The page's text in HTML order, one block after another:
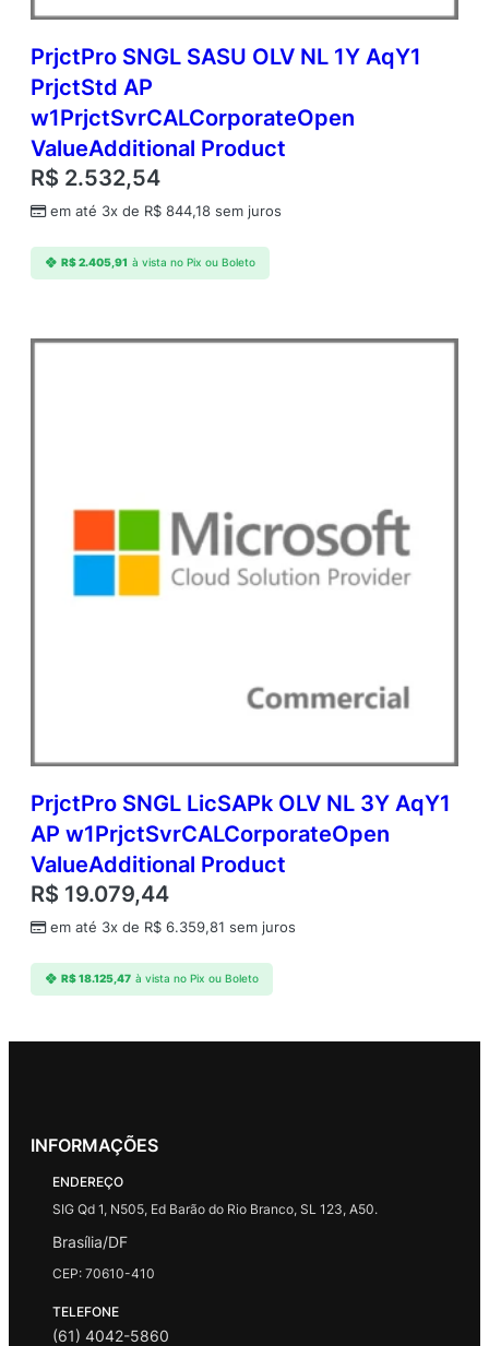
PrjctPro SNGL SASU OLV NL 1Y AqY1
PrjctStd AP
w1PrjctSvrCALCorporateOpen
ValueAdditional Product
R$ 2.532,54
em até 3x de R$ 844,18 sem juros
R$2.405,91 à vista no Pix ou Boleto
PrjctPro SNGL LicSAPk OLV NL 3Y AqY1
AP w1PrjctSvrCALCorporateOpen
ValueAdditional Product
R$ 19.079,44
em até 3x de R$ 6.359,81 sem juros
R$18.125,47 à vista no Pix ou Boleto
INFORMAÇÕES
ENDEREÇO
SIG Qd 1, N505, Ed Barão do Rio Branco, SL 123, A50.
Brasília/DF
CEP: 70610-410
TELEFONE
(61) 4042-5860